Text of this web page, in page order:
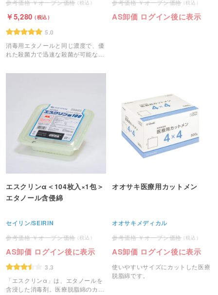
オープン価格
5,280
5.0
消毒用エタノールと同じ濃度で、優
れた殺菌力で迅速な殺菌が可能な消
オープン価格
AS卸価 ログイン後に表示
エスクリンα＜104枚入×1包＞
エタノール含侵綿
セイリン/SEIRIN
オープン価格
AS卸価 ログイン後に表示
3.3
「エスクリンα」は、エタノールを
含浸した消毒剤。医療脱脂綿のカッ
オオサキ医療用カットメン
オオサキメディカル
オープン価格
AS卸価 ログイン後に表示
使いやすいサイズにカットした医療
脱脂綿です。